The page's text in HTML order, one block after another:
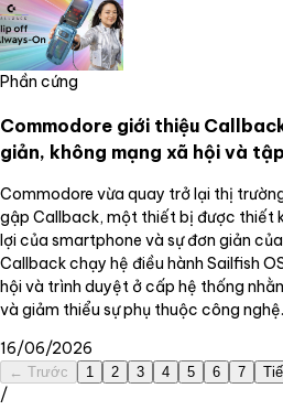
Phần cứng
Commodore giới thiệu
giản, không mạng xã hội và
Commodore vừa quay trở lại thị
gập Callback, một thiết bị được thiết
lợi của smartphone và sự đơn giản
Callback chạy hệ điều hành Sailfish
hội và trình duyệt ở cấp hệ thống
và giảm thiểu sự phụ thuộc công nghệ.
16/06/2026
← Trước 1 2 3 4 5 6 7
/